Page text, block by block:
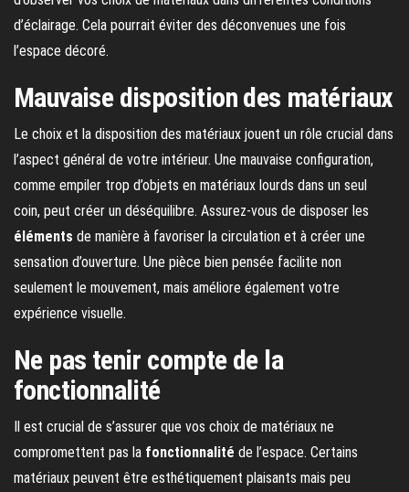
d’éclairage. Cela pourrait éviter des déconvenues une fois
l’espace décoré.
Mauvaise disposition des matériaux
Le choix et la disposition des matériaux jouent un rôle crucial dans
l’aspect général de votre intérieur. Une mauvaise configuration,
comme empiler trop d’objets en matériaux lourds dans un seul
coin, peut créer un déséquilibre. Assurez-vous de disposer les
éléments de manière à favoriser la circulation et à créer une
sensation d’ouverture. Une pièce bien pensée facilite non
seulement le mouvement, mais améliore également votre
expérience visuelle.
Ne pas tenir compte de la
fonctionnalité
Il est crucial de s’assurer que vos choix de matériaux ne
compromettent pas la fonctionnalité de l’espace. Certains
matériaux peuvent être esthétiquement plaisants mais peu